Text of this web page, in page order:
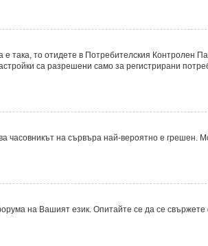
то отидете в Потребителския Контролен
са разрешени само за регистрирани
часовникът на сървъра най-вероятно е грешен.
на Вашият език. Опитайте се да се